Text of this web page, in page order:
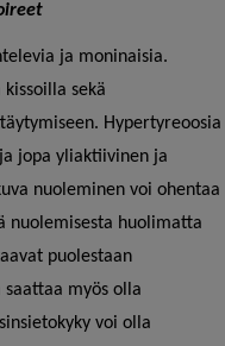
ja moninaisia.
sekä
Hypertyreoosia
jopa yliaktiivinen ja
nuoleminen voi ohentaa
nuolemisesta huolimatta
puolestaan
saattaa myös olla
voi olla